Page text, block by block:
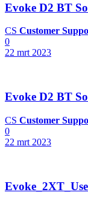
Evoke D2 BT
CS Customer
0
22 mrt 2023
Evoke D2 BT
CS Customer
0
22 mrt 2023